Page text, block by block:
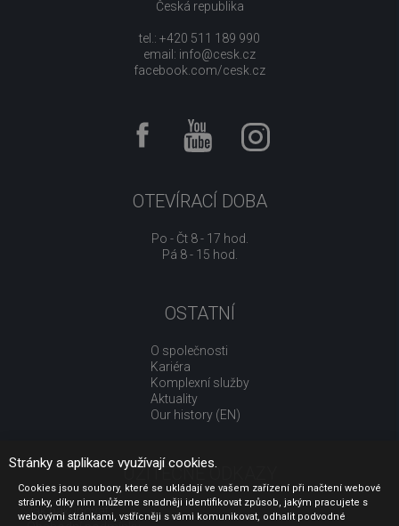
Česká republika
tel.: +420 511 189 990
email: info@cesk.cz
facebook.com/cesk.cz
OTEVÍRACÍ DOBA
Po - Čt 8 - 17 hod.
Pá 8 - 15 hod.
OSTATNÍ
O společnosti
Kariéra
Komplexní služby
Aktuality
Our history (EN)
UŽITEČNÉ ODKAZY
Jak nakupovat
Stránky a aplikace využívají cookies.
Cookies jsou soubory, které se ukládají ve vašem zařízení při načtení webové
stránky, díky nim můžeme snadněji identifikovat způsob, jakým pracujete s
webovými stránkami, vstřícněji s vámi komunikovat, odhalit podvodné